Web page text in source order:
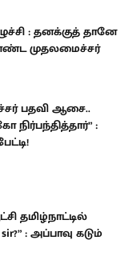
: தனக்குத் தானே
முதலமைச்சர்
பதவி ஆசை..
:
தமிழ்நாட்டில்
: அப்பாவு கடும்